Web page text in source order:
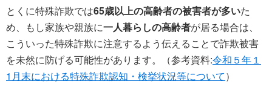
とくに特殊詐欺では65歳以上の高齢者の被害者が多いた
め、もし家族や親族に一人暮らしの高齢者が居る場合は、
こういった特殊詐欺に注意するよう伝えることで詐欺被害
を未然に防げる可能性があります。（参考資料:令和５年１
1月末における特殊詐欺認知・検挙状況等について）